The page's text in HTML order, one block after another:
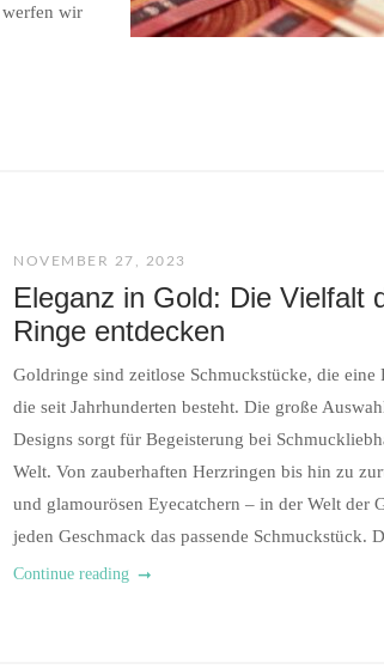
werfen wir
NOVEMBER 27, 2023
Eleganz in Gold: Die Vielfalt
Ringe entdecken
Goldringe sind zeitlose Schmuckstücke, die eine
die seit Jahrhunderten besteht. Die große
Designs sorgt für Begeisterung bei
Welt. Von zauberhaften Herzringen bis hin zu
und glamourösen Eyecatchern – in der Welt der
jeden Geschmack das passende Schmuckstück.
Continue reading